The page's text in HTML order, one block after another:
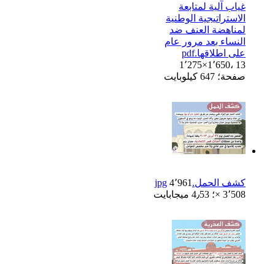
غياب آلية لمتابعة
الاستراتيجية الوطنية
لمناهضة العنف ضد
النساء بعد مرور عام
على اطلاقها.pdf
1٬275×1٬650، 13
صفحة؛ 647 كيلوبايت
كشف الحمل.jpg4٬961
× 3٬508؛ 4٫53 ميجابايت